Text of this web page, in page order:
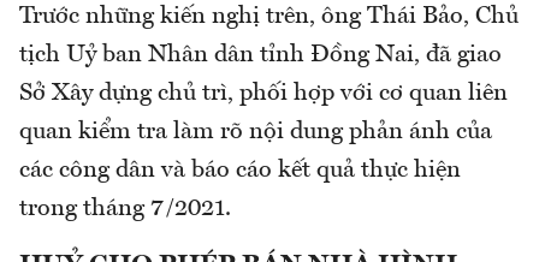
Trước những kiến nghị trên, ông Thái Bảo, Chủ
tịch Uỷ ban Nhân dân tỉnh Đồng Nai, đã giao
Sở Xây dựng chủ trì, phối hợp với cơ quan liên
quan kiểm tra làm rõ nội dung phản ánh của
các công dân và báo cáo kết quả thực hiện
trong tháng 7/2021.